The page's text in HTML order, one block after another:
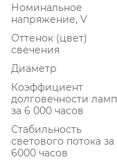
Номинальное
напряжение, V
Оттенок (цвет)
свечения
Диаметр
Коэффициент
долговечности
за 6 000 часов
Стабильность
светового потока за
6000 часов